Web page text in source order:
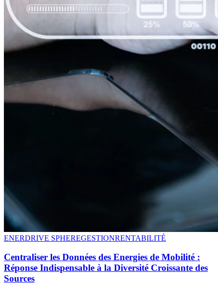
ENERDRIVE SPHEREGESTIONRENTABILITÉ
Centraliser les Données des Energies de Mobilité :
Réponse Indispensable à la Diversité Croissante des
Sources